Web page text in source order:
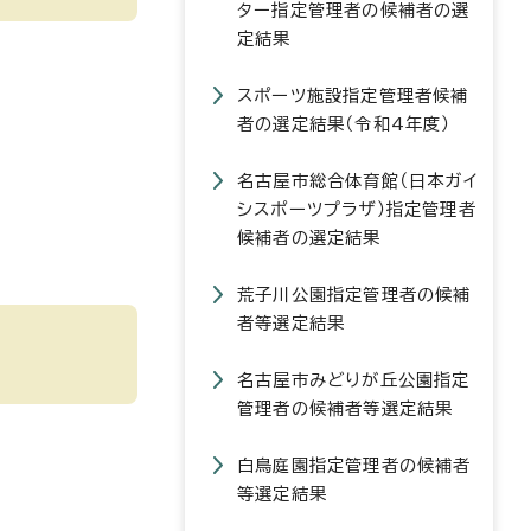
ター指定管理者の候補者の選
定結果
スポーツ施設指定管理者候補
者の選定結果（令和4年度）
名古屋市総合体育館（日本ガイ
シスポーツプラザ）指定管理者
候補者の選定結果
荒子川公園指定管理者の候補
者等選定結果
名古屋市みどりが丘公園指定
管理者の候補者等選定結果
白鳥庭園指定管理者の候補者
等選定結果